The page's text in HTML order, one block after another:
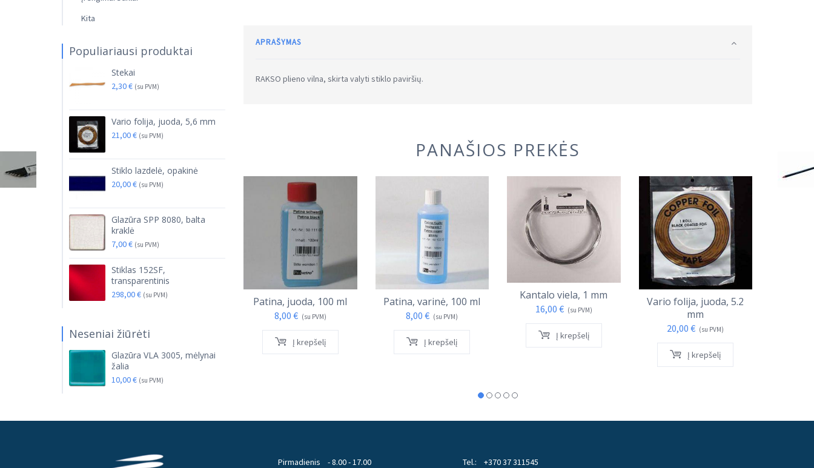
APRAŠYMAS
RAKSO plieno vilna, skirta valyti stiklo paviršių.
PANAŠIOS PREKĖS
Patina, juoda, 100 ml
8,00 € (su PVM)
Į krepšelį
Patina, varinė, 100 ml
8,00€ (su PVM)
Į krepšelį
Kantalo viela, 1 mm
16,00 € (su PVM)
Į krepšelį
Vario folija, juoda, 5.2
mm
20,00€ (su PVM)
Į krepšelį
Kita
Populiariausi produktai
Stekai
2,30€ (su PVM)
Vario folija, juoda, 5,6 mm
21,00€ (su PVM)
Stiklo lazdelė, opakinė
20,00€ (su PVM)
Glazūra SPP 8080, balta
kraklė
7,00€ (su PVM)
Stiklas 152SF,
transparentinis
298,00€ (su PVM)
Neseniai žiūrėti
Glazūra VLA 3005, mėlynai
žalia
10,00€ (su PVM)
Pirmadienis
- 8.00 - 17.00
Tel.:
+370 37 311545